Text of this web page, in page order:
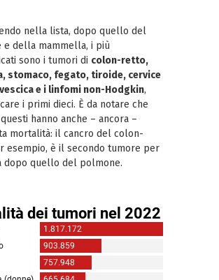
nella lista, dopo quello del
e della mammella, i più
sono i tumori di colon-retto,
stomaco, fegato, tiroide, cervice
e i linfomi non-Hodgkin,
i primi dieci. È da notare che
hanno anche – ancora –
mortalità: il cancro del colon-
esempio, è il secondo tumore per
dopo quello del polmone.